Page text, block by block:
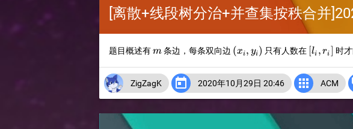
[离散+线段树分治+并查集按秩合并
题目概述有m
m条边，每条双向边 (x_i,y_i)
(xi , yi ) 只有人数在 [l_i,r_i]
[li , ri 时
ZigZagK  2020年10月29日 20:46  ACM